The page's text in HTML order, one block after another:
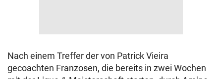
Nach einem Treffer der von Patrick Vieira
gecoachten Franzosen, die bereits in zwei Wochen